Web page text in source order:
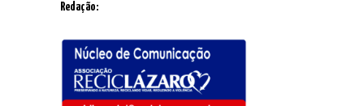
Redação: